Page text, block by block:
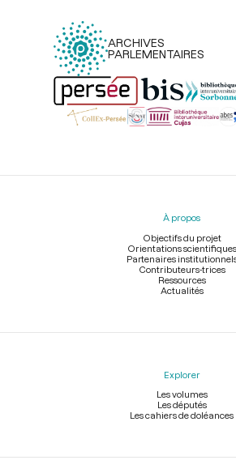
ARCHIVES
PARLEMENTAIRES
Menu
À propos
Objectifs du projet
Orientations scientifiques
Partenaires
Contributeurs-trices
Ressources
Actualités
Explorer
Les volumes
Les députés
Les cahiers de doléances